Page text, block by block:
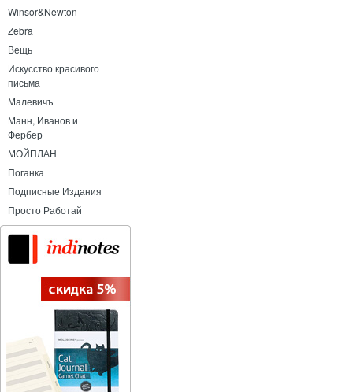
Winsor&Newton
Zebra
Вещь
Искусство красивого
письма
Малевичъ
Манн, Иванов и
Фербер
МОЙПЛАН
Поганка
Подписные Издания
Просто Работай